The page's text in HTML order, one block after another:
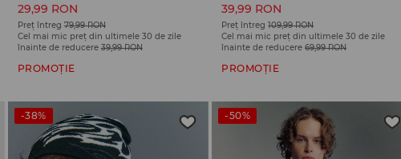
29,99 RON
Preț întreg 79,99 RON
Cel mai mic preț din ultimele 30 de zile
înainte de reducere 39,99 RON
PROMOȚIE
39,99 RON
Preț întreg 109,99 RON
Cel mai mic preț din ultimele 30 de zile
înainte de reducere 69,99 RON
PROMOȚIE
-38% -50%